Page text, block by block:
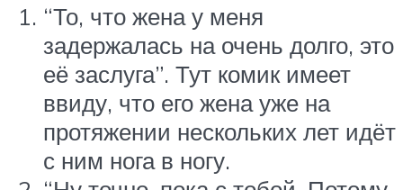
“То, что жена у меня
задержалась на очень долго, это
её заслуга”. Тут комик имеет
ввиду, что его жена уже на
протяжении нескольких лет идёт
с ним нога в ногу.